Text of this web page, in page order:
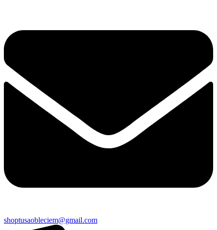
shoptusaobleciem@gmail.com